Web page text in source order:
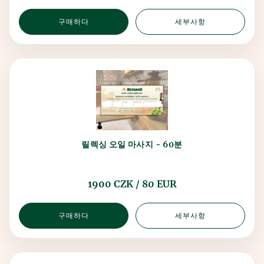
구매하다 세부사항
릴렉싱 오일 마사지 - 60분
1900 CZK / 80 EUR
구매하다 세부사항